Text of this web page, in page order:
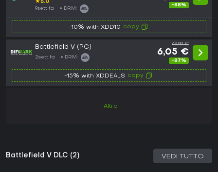
★5.0
9sett fa DRM:
-88%
-10% with XDD10 copy
Battlefield V (PC)
2sett fa DRM:
49,99 €
6,05 €
-87%
-15% with XDDEALS copy
+Altro
Battlefield V DLC (2) VEDI TUTTO